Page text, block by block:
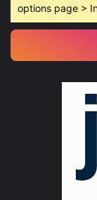
options page >